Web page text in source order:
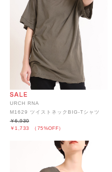
URCH RNA
M1629 ツイストネックBIG-Tシャツ
￥1,733 （75%OFF）
￥6,930